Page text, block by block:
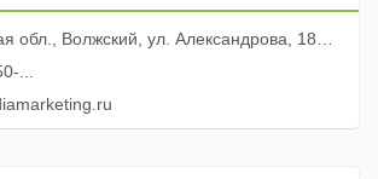
обл., Волжский, ул. Александрова, 18а, оф. 11
...